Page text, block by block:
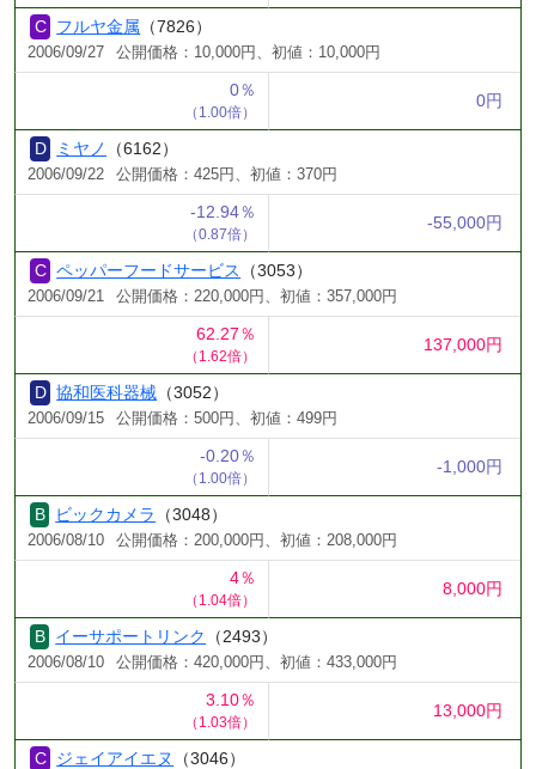
フルヤ金属 （7826）
2006/09/27 公開価格：10,000円、初値：10,000円
0％
（1.00倍）
0円
ミヤノ （6162）
2006/09/22 公開価格：425円、初値：370円
-12.94％
（0.87倍）
-55,000円
ペッパーフードサービス （3053）
2006/09/21 公開価格：220,000円、初値：357,000円
62.27％
（1.62倍）
137,000円
協和医科器械 （3052）
2006/09/15 公開価格：500円、初値：499円
-0.20％
（1.00倍）
-1,000円
ビックカメラ （3048）
2006/08/10 公開価格：200,000円、初値：208,000円
4％
（1.04倍）
8,000円
イーサポートリンク （2493）
2006/08/10 公開価格：420,000円、初値：433,000円
3.10％
（1.03倍）
13,000円
ジェイアイエヌ （3046）